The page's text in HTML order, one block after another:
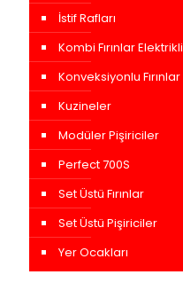
İstif Rafları
Kombi Fırınlar Elektrikli
Konveksiyonlu Fırınlar
Kuzineler
Modüler Pişiriciler
Perfect 700S
Set Üstü Fırınlar
Set Üstü Pişiriciler
Yer Ocakları